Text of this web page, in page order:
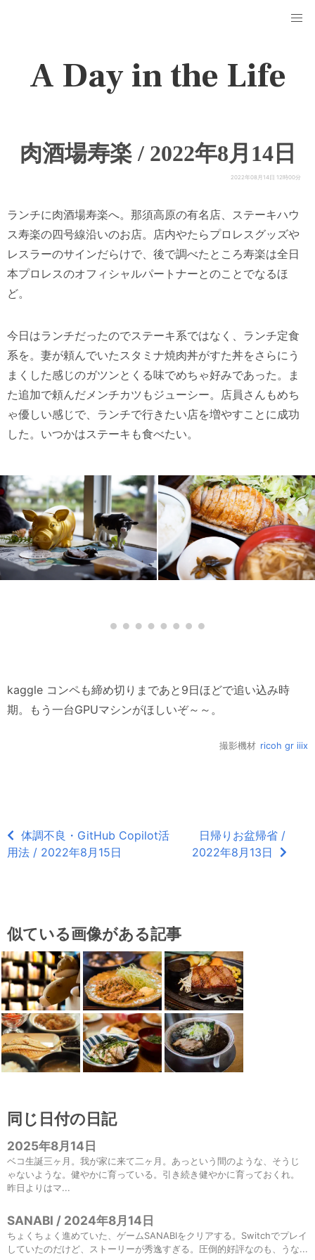
A Day in the Life
肉酒場寿楽 / 2022年8月14日
2022年08月14日 12時00分
ランチに肉酒場寿楽へ。那須高原の有名店、ステーキハウ
ス寿楽の四号線沿いのお店。店内やたらプロレスグッズや
レスラーのサインだらけで、後で調べたところ寿楽は全日
本プロレスのオフィシャルパートナーとのことでなるほ
ど。
今日はランチだったのでステーキ系ではなく、ランチ定食
系を。妻が頼んでいたスタミナ焼肉丼がすた丼をさらにう
まくした感じのガツンとくる味でめちゃ好みであった。ま
た追加で頼んだメンチカツもジューシー。店員さんもめち
ゃ優しい感じで、ランチで行きたい店を増やすことに成功
した。いつかはステーキも食べたい。
kaggle コンペも締め切りまであと9日ほどで追い込み時
期。もう一台GPUマシンがほしいぞ～～。
撮影機材 ricoh gr iiix
体調不良・GitHub Copilot活
用法 / 2022年8月15日
日帰りお盆帰省 /
2022年8月13日
似ている画像がある記事
同じ日付の日記
2025年8月14日
ベコ生誕三ヶ月。我が家に来て二ヶ月。あっという間のような、そうじ
ゃないような。健やかに育っている。引き続き健やかに育っておくれ。
昨日よりはマ...
SANABI / 2024年8月14日
ちょくちょく進めていた、ゲームSANABIをクリアする。Switchでプレイ
していたのだけど、ストーリーが秀逸すぎる。圧倒的好評なのも、うな...